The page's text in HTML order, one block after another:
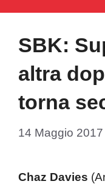
SBK:
altra
torna
14 Maggio 2017
Chaz Davies